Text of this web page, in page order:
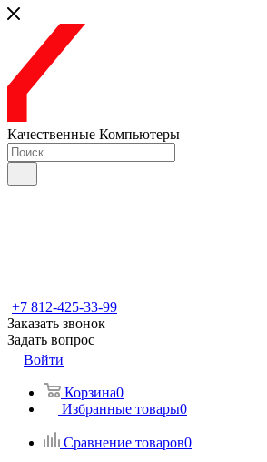
Качественные Компьютеры
+7 812-425-33-99
Заказать звонок
Задать вопрос
Войти
Корзина0
Избранные товары0
Сравнение товаров0